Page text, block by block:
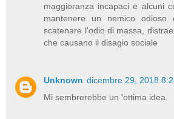
maggioranza incapaci e alcuni
mantenere un nemico
scatenare l'odio di massa,
che causano il disagio sociale
Unknown dicembre 29, 2018
Mi sembrerebbe un 'ottima idea.